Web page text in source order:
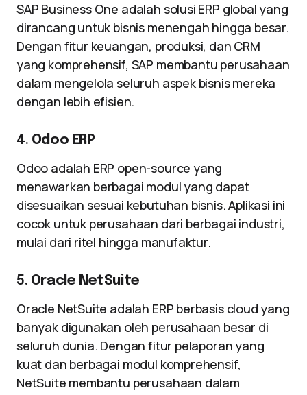
SAP Business One adalah solusi ERP global yang
dirancang untuk bisnis menengah hingga besar.
Dengan fitur keuangan, produksi, dan CRM
yang komprehensif, SAP membantu perusahaan
dalam mengelola seluruh aspek bisnis mereka
dengan lebih efisien.
4. Odoo ERP
Odoo adalah ERP open-source yang
menawarkan berbagai modul yang dapat
disesuaikan sesuai kebutuhan bisnis. Aplikasi ini
cocok untuk perusahaan dari berbagai industri,
mulai dari ritel hingga manufaktur.
5. Oracle NetSuite
Oracle NetSuite adalah ERP berbasis cloud yang
banyak digunakan oleh perusahaan besar di
seluruh dunia. Dengan fitur pelaporan yang
kuat dan berbagai modul komprehensif,
NetSuite membantu perusahaan dalam